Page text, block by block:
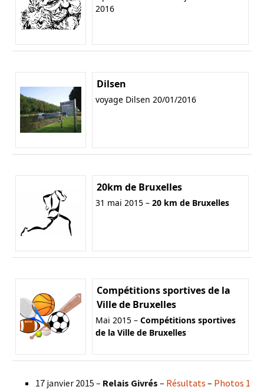
2016
Dilsen
voyage Dilsen 20/01/2016
20km de Bruxelles
31 mai 2015 – 20 km de Bruxelles
Compétitions sportives de la
Ville de Bruxelles
Mai 2015 – Compétitions sportives
de la Ville de Bruxelles
17 janvier 2015 – Relais Givrés – Résultats – Photos 1